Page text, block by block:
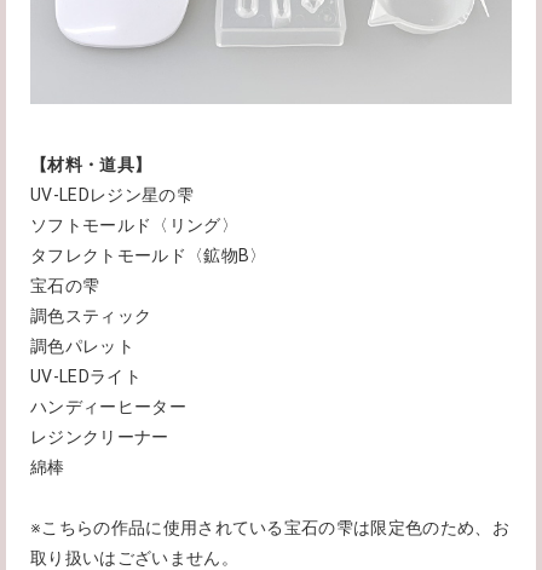
【材料・道具】
UV-LEDレジン星の雫
ソフトモールド〈リング〉
タフレクトモールド〈鉱物B〉
宝石の雫
調色スティック
調色パレット
UV-LEDライト
ハンディーヒーター
レジンクリーナー
綿棒
※こちらの作品に使用されている宝石の雫は限定色のため、お
取り扱いはございません。